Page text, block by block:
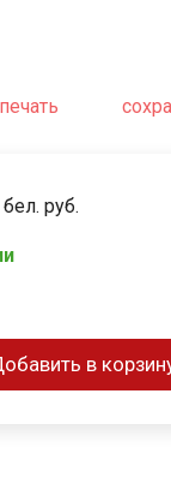
печать
руб.
в